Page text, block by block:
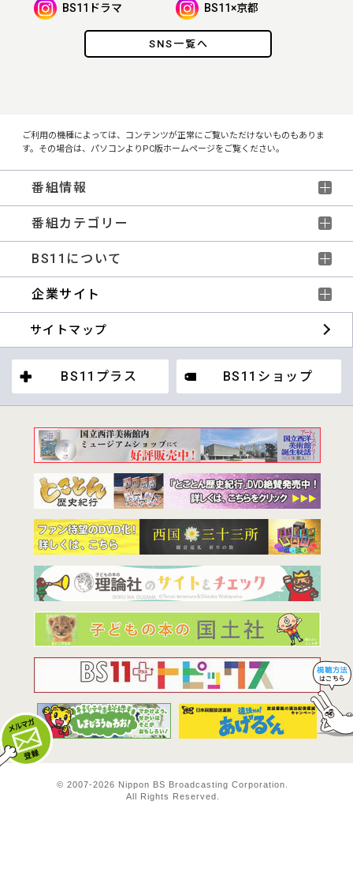
SNS一覧へ
BS11ドラマ BS11×京都
ご利用の機種によっては、コンテンツが正常にご覧いただけないものもありま
す。その場合は、パソコンよりPC版ホームページをご覧ください。
番組情報
番組カテゴリー
BS11について
企業サイト
サイトマップ
BS11プラス BS11ショップ
© 2007-2026 Nippon BS Broadcasting Corporation.
All Rights Reserved.